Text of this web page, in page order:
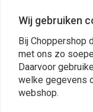
Meest bekeken
Wij gebruiken
Bij Choppershop
met ons zo
Daarvoor
welke gegevens
webshop.